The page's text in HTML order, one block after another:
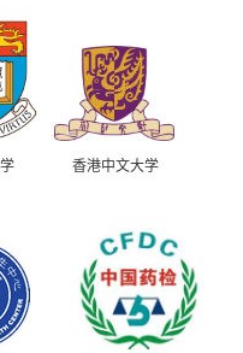
香港中文大学